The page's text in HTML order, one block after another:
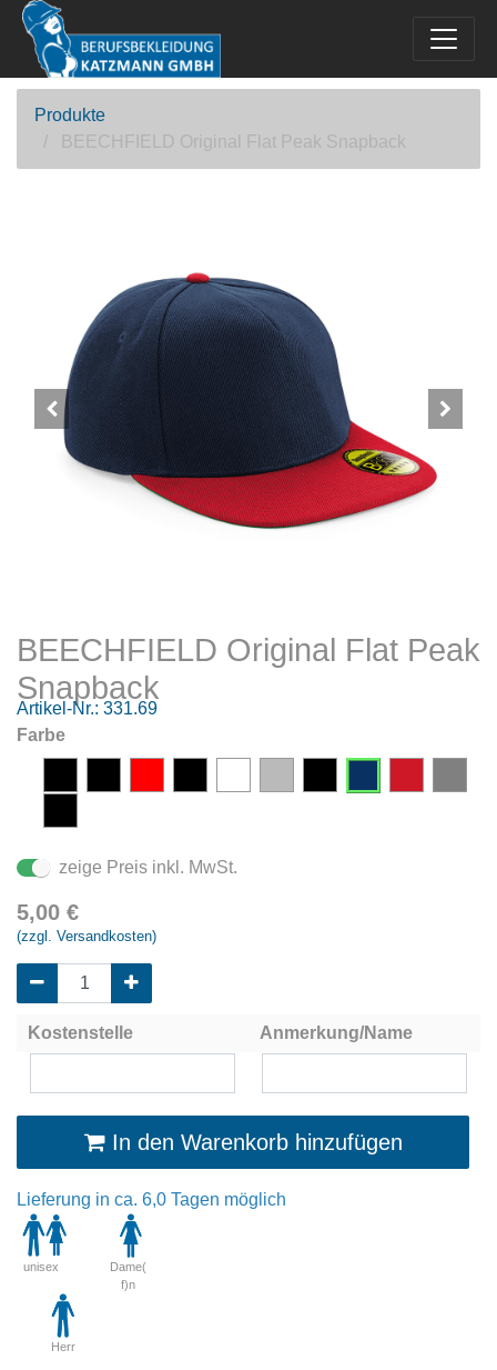
Produkte
BEECHFIELD Original Flat Peak Snapback
BEECHFIELD Original Flat Peak
Snapback
Artikel-Nr.: 331.69
Farbe
zeige Preis inkl. MwSt.
5,00 €
(zzgl. Versandkosten)
Kostenstelle Anmerkung/Name
In den Warenkorb hinzufügen
Lieferung in ca. 6,0 Tagen möglich
unisex
Dame(
f)n
Herr